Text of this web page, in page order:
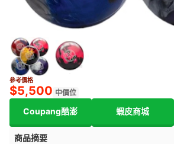
參考價格
$5,500 中價位
Coupang酷澎 蝦皮商城
商品摘要